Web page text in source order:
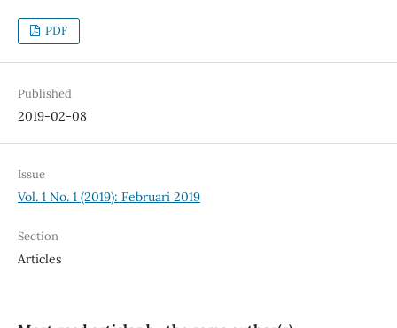
PDF
Published
2019-02-08
Issue
Vol. 1 No. 1 (2019): Februari 2019
Section
Articles